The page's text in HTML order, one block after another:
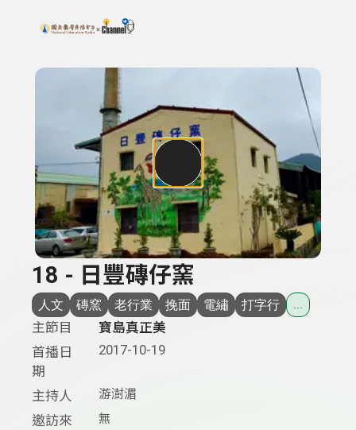
上方功能區塊
搜尋關鍵字：可輸入節目名稱、主持人或關鍵字
18 - 日豐磚仔窯
人文 磚窯 老行業 挽面 電繡 打字行 ...
主節目
寶島真正美
首播日
期
2017-10-19
主持人 游澍湄
邀訪來
無